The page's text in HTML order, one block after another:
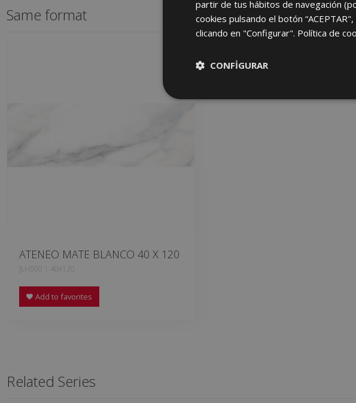
Same format
ATENEO MATE BLANCO 40 X 120
JLH500 | 40x120
Add to favorites
Related Series
partir de tus hábitos de navegación
cookies pulsando el botón
clicando en "Configurar". Política de
CONFIGURAR